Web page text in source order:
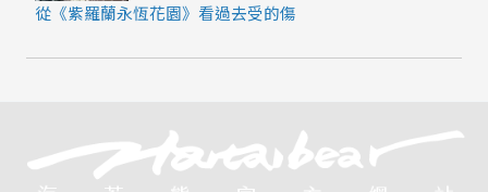
從《紫羅蘭永恆花園》看過去受的傷